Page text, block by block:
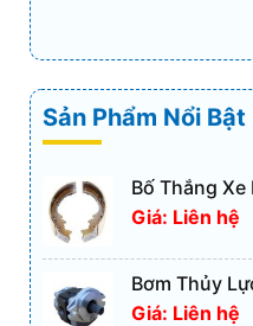
Sản Phẩm Nổi Bật
Bố Thắng
Giá: Liên hệ
Bơm Thủy
Giá: Liên hệ